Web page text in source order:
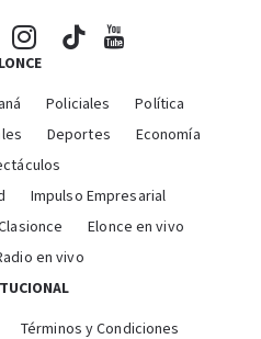
Policiales
Política
Deportes
Economía
Impulso Empresarial
Elonce en vivo
en vivo
Términos y Condiciones